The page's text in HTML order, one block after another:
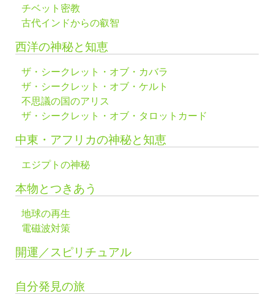
チベット密教
古代インドからの叡智
西洋の神秘と知恵
ザ・シークレット・オブ・カバラ
ザ・シークレット・オブ・ケルト
不思議の国のアリス
ザ・シークレット・オブ・タロットカード
中東・アフリカの神秘と知恵
エジプトの神秘
本物とつきあう
地球の再生
電磁波対策
開運／スピリチュアル
自分発見の旅